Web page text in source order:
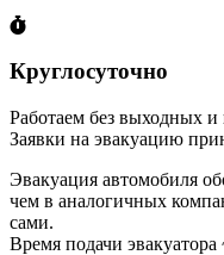
Круглосуточно
Работаем без выходных
Заявки на эвакуацию
Эвакуация автомобиля
чем в аналогичных
сами.
Время подачи